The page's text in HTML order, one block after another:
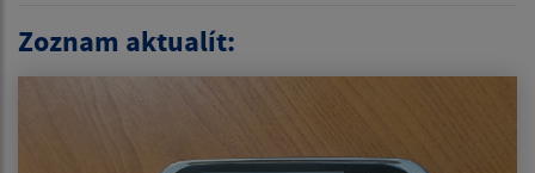
Zoznam aktualít: